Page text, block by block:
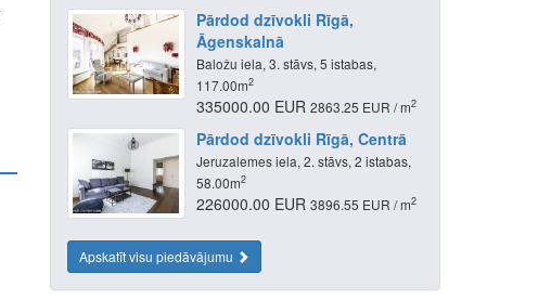
Pārdod dzīvokli Rīgā,
Āgenskalnā
Baložu iela, 3. stāvs, 5 istabas,
117.00m2
335000.00 EUR2863.25 EUR / m2
Pārdod dzīvokli Rīgā, Centrā
Jeruzalemes iela, 2. stāvs, 2 istabas,
58.00m2
226000.00 EUR3896.55 EUR / m2
Apskatīt visu piedāvājumu